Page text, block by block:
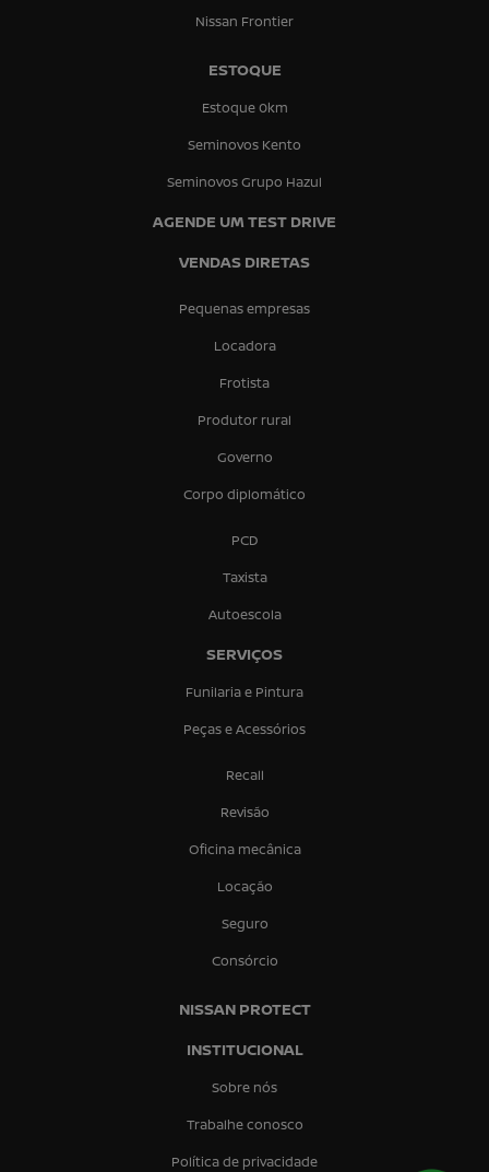
Nissan Frontier
ESTOQUE
Estoque 0km
Seminovos Kento
Seminovos Grupo Hazul
AGENDE UM TEST DRIVE
VENDAS DIRETAS
Pequenas empresas
Locadora
Frotista
Produtor rural
Governo
Corpo diplomático
PCD
Taxista
Autoescola
SERVIÇOS
Funilaria e Pintura
Peças e Acessórios
Recall
Revisão
Oficina mecânica
Locação
Seguro
Consórcio
NISSAN PROTECT
INSTITUCIONAL
Sobre nós
Trabalhe conosco
Política de privacidade